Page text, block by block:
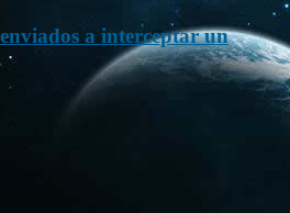
a interceptar un